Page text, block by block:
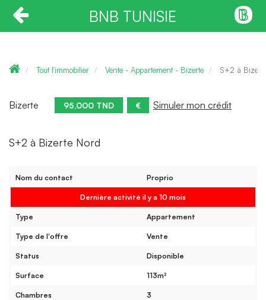
BNB TUNISIE
Tout l'immobilier Vente - Appartement - Bizerte S+2 à
Bizerte 95,000 TND € Simuler mon crédit
S+2 à Bizerte Nord
Nom du contact Proprio
Dernière activité il y a 10 mois
Type Appartement
Type de l'offre Vente
Status Disponible
Surface 113m²
Chambres 3